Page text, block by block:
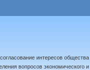
интересов общества
вопросов экономического и